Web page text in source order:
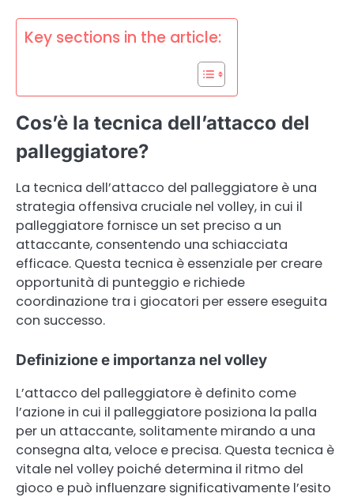
Key sections in the article:
Cos’è la tecnica dell’attacco del
palleggiatore?
La tecnica dell’attacco del palleggiatore è una
strategia offensiva cruciale nel volley, in cui il
palleggiatore fornisce un set preciso a un
attaccante, consentendo una schiacciata
efficace. Questa tecnica è essenziale per creare
opportunità di punteggio e richiede
coordinazione tra i giocatori per essere eseguita
con successo.
Definizione e importanza nel volley
L’attacco del palleggiatore è definito come
l’azione in cui il palleggiatore posiziona la palla
per un attaccante, solitamente mirando a una
consegna alta, veloce e precisa. Questa tecnica è
vitale nel volley poiché determina il ritmo del
gioco e può influenzare significativamente l’esito